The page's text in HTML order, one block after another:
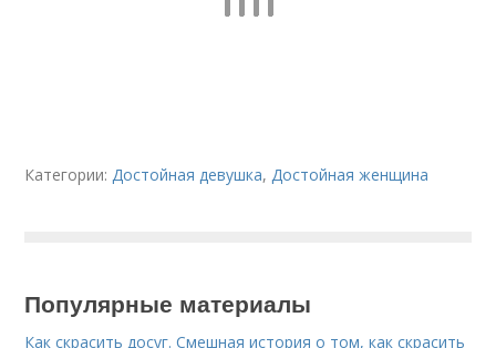
Категории:Достойная девушка,Достойная женщина
Популярные материалы
Как скрасить досуг. Смешная история о том, как скрасить